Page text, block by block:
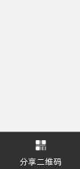
分享二维码